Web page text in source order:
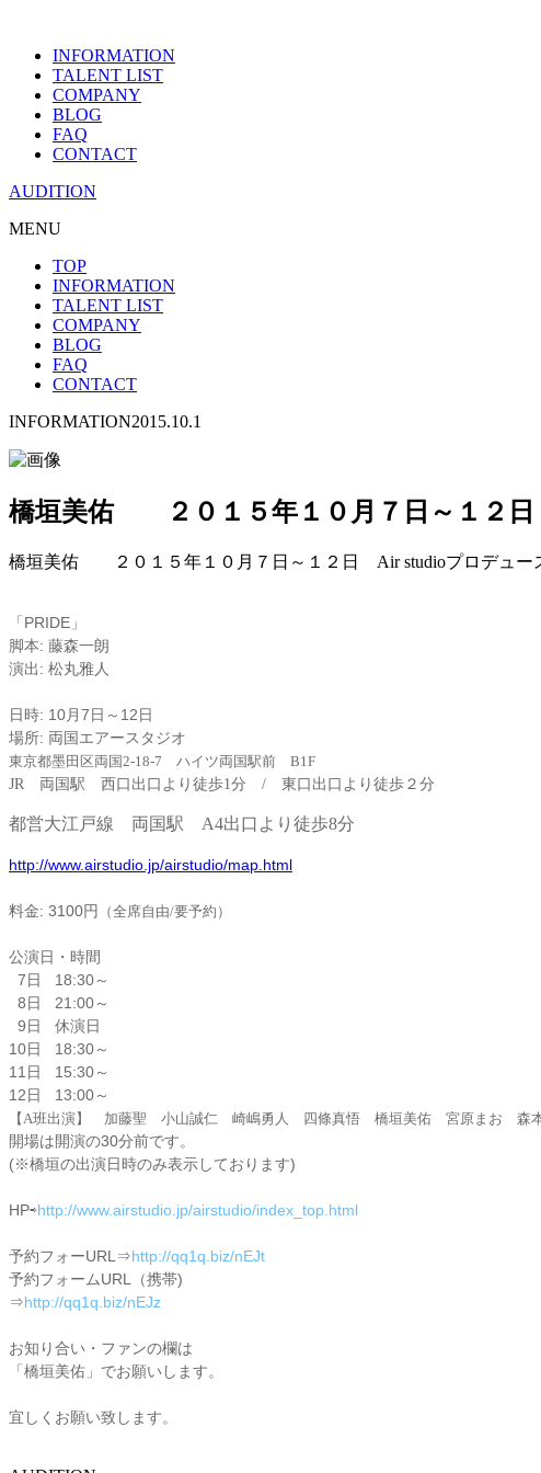
INFORMATION
TALENT LIST
COMPANY
BLOG
FAQ
CONTACT
AUDITION
MENU
TOP
INFORMATION
TALENT LIST
COMPANY
BLOG
FAQ
CONTACT
INFORMATION2015.10.1
橋垣美佑 ２０１５年１０月７日～１２日
橋垣美佑 ２０１５年１０月７日～１２日 Air studioプロデュー
「PRIDE」
脚本: 藤森一朗
演出: 松丸雅人
日時: 10月7日～12日
場所: 両国エアースタジオ
東京都墨田区両国2-18-7 ハイツ両国駅前 B1F
JR 両国駅 西口出口より徒歩1分 / 東口出口より徒歩２分
都営大江戸線 両国駅 A4出口より徒歩8分
http://www.airstudio.jp/airstudio/map.html
料金: 3100円 （全席自由/要予約）
公演日・時間
7日
18:30～
8日 21:00～
9日 休演日
10日 18:30～
11日 15:30～
12日 13:00～
【A班出演】 加藤聖 小山誠仁 崎嶋勇人 四條真悟 橋垣美佑 宮原まお 森
開場は開演の30分前です。
(※橋垣の出演日時のみ表示しております)
HP⇨http://www.airstudio.jp/airstudio/index_top.html
予約フォーURL⇒http://qq1q.biz/nEJt
予約フォームURL（携帯)
⇒http://qq1q.biz/nEJz
お知り合い・ファンの欄は
「橋垣美佑」でお願いします。
宜しくお願い致します。